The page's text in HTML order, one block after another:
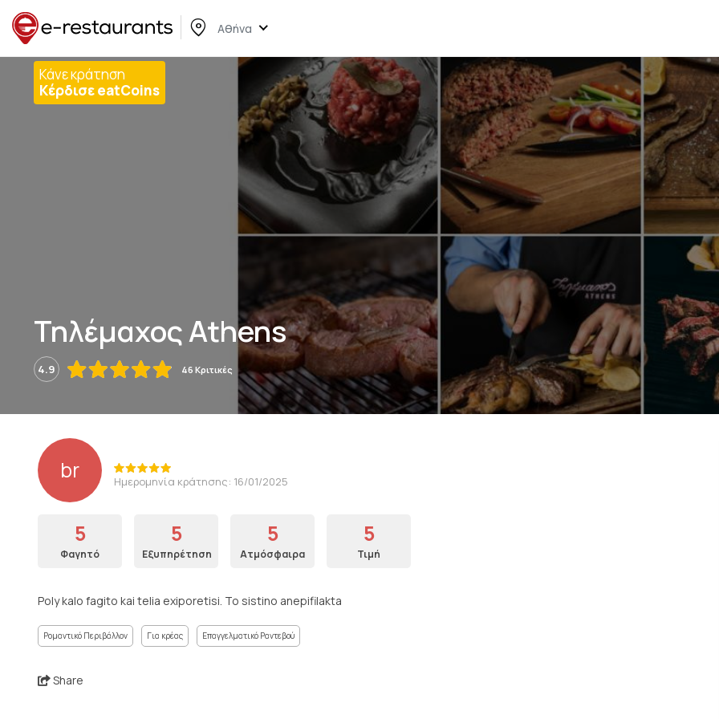
Αθήνα
Κάνε κράτηση
Κέρδισε eatCoins
Τηλέμαχος Athens
4.9 46 Κριτικές
br Ημερομηνία κράτησης: 16/01/2025
5
Φαγητό
5
Εξυπηρέτηση
5
Ατμόσφαιρα
5
Τιμή
Poly kalo fagito kai telia exiporetisi. To sistino anepifilakta
Ρομαντικό Περιβάλλον Για κρέας Επαγγελματικό Ραντεβού
Share